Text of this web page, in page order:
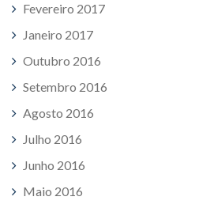
Fevereiro 2017
Janeiro 2017
Outubro 2016
Setembro 2016
Agosto 2016
Julho 2016
Junho 2016
Maio 2016